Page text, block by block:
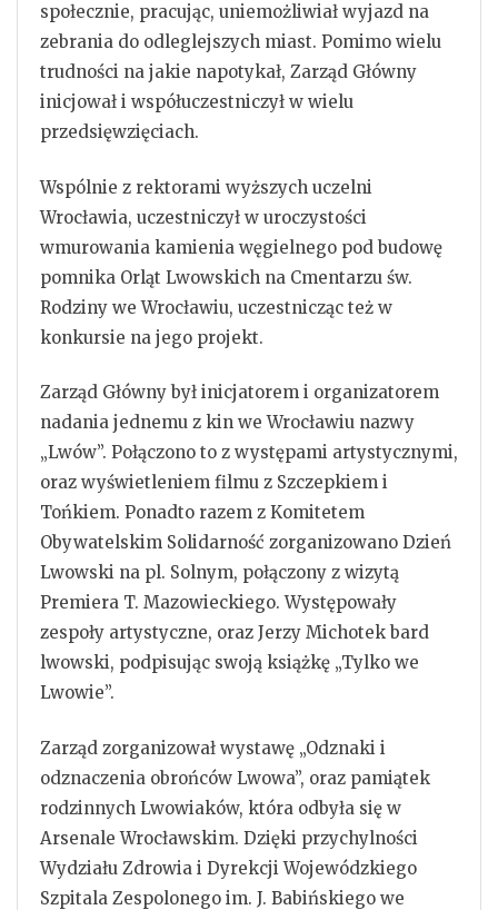
społecznie, pracując, uniemożliwiał wyjazd na
zebrania do odleglejszych miast. Pomimo wielu
trudności na jakie napotykał, Zarząd Główny
inicjował i współuczestniczył w wielu
przedsięwzięciach.
Wspólnie z rektorami wyższych uczelni
Wrocławia, uczestniczył w uroczystości
wmurowania kamienia węgielnego pod budowę
pomnika Orląt Lwowskich na Cmentarzu św.
Rodziny we Wrocławiu, uczestnicząc też w
konkursie na jego projekt.
Zarząd Główny był inicjatorem i organizatorem
nadania jednemu z kin we Wrocławiu nazwy
„Lwów”. Połączono to z występami artystycznymi,
oraz wyświetleniem filmu z Szczepkiem i
Tońkiem. Ponadto razem z Komitetem
Obywatelskim Solidarność zorganizowano Dzień
Lwowski na pl. Solnym, połączony z wizytą
Premiera T. Mazowieckiego. Występowały
zespoły artystyczne, oraz Jerzy Michotek bard
lwowski, podpisując swoją książkę „Tylko we
Lwowie”.
Zarząd zorganizował wystawę „Odznaki i
odznaczenia obrońców Lwowa”, oraz pamiątek
rodzinnych Lwowiaków, która odbyła się w
Arsenale Wrocławskim. Dzięki przychylności
Wydziału Zdrowia i Dyrekcji Wojewódzkiego
Szpitala Zespolonego im. J. Babińskiego we